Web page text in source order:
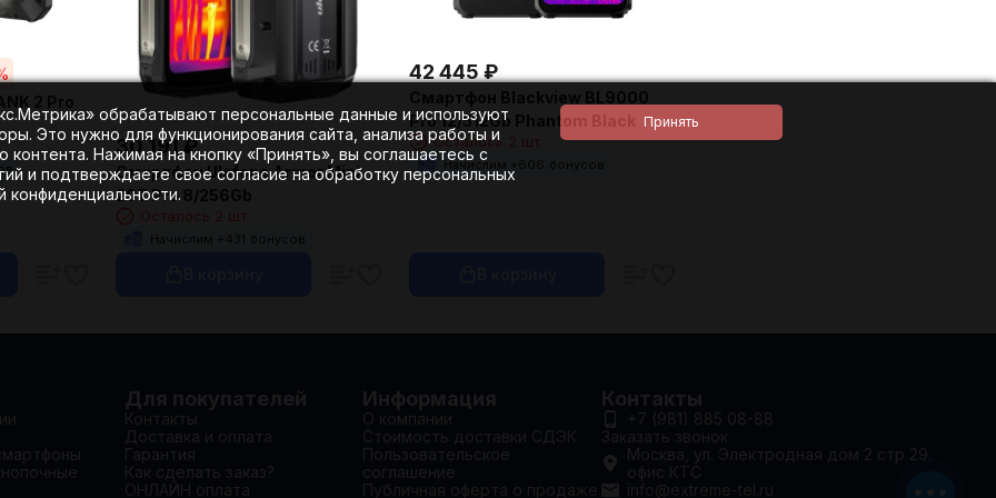
2 Pro
30 191₽
Смартфон Ulefone Armor Mini
20T Pro 8/256Gb
Начислим + 431 бонусов
42 445₽
Смартфон Blackview BL9000
Pro 12/512Gb Phantom Black
Осталось 2 шт.
Начислим + бонусов
обрабатывают персональные данные и используют
Это нужно для функционирования сайта, анализа работы и
контента. Нажимая на кнопку «Принять», вы соглашаетесь с
и подтверждаете свое согласие на обработку персональных
конфиденциальности.